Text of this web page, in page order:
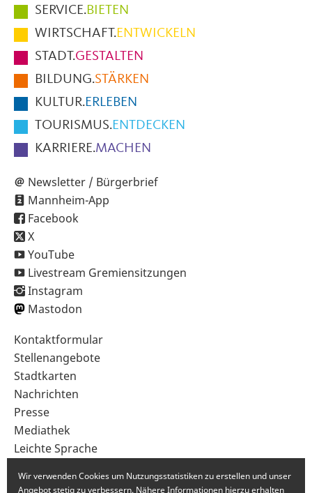
Hauptmenüpunkte
im
Fußbereich
der
Seite
SERVICE.BIETEN
WIRTSCHAFT.ENTWICKELN
STADT.GESTALTEN
BILDUNG.STÄRKEN
KULTUR.ERLEBEN
TOURISMUS.ENTDECKEN
KARRIERE.MACHEN
Newsletter / Bürgerbrief
Mannheim-App
Facebook
X
YouTube
Livestream Gremiensitzungen
Instagram
Mastodon
Sekundärnavigation
im
Fußbereich
Kontaktformular
Stellenangebote
Stadtkarten
Nachrichten
Presse
Mediathek
Leichte Sprache
Wir verwenden Cookies um Nutzungsstatistiken zu erstellen und unser
Angebot stetig zu verbessern. Nähere Informationen hierzu erhalten